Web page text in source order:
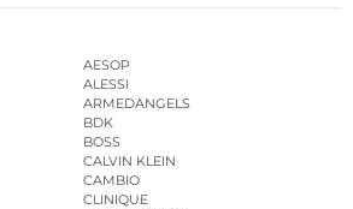
AESOP
ALESSI
ARMEDANGELS
BDK
BOSS
CALVIN KLEIN
CAMBIO
CLINIQUE